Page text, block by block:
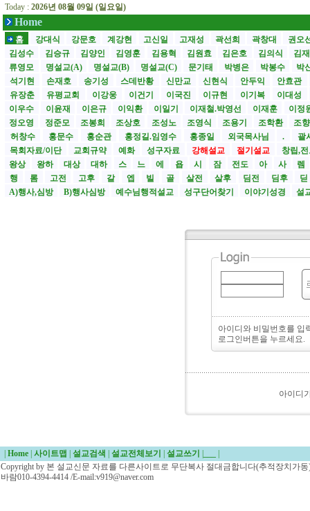
Today : 2026년 08월 09일 (일요일)
Home
홈 강대식 강문호 계강현 고신일 고재성 곽선희 곽창대
권오
김성수
김승규 김양인 김영훈 김용혁 김원효 김은호 김의식
김
류영모
명설교(A) 명설교(B) 명설교(C) 문기태 박병은 박봉수
박
석기현
손재호 송기성 스데반황 신만교 신현식 안두익
안효관
유장춘
유평교회 이강웅 이건기 이국진 이규현 이기복
이대성
이우수
이윤재 이은규 이익환 이일기 이재철.박영선 이재훈
이정
정오영
정준모 조봉희 조상호 조성노 조영식 조용기 조학환
조
허창수
홍문수 홍순관 홍정길.임영수 홍종일 외국목사님 .
괄
목회자료/이단
교회규약 예화 성구자료 강해설교 절기설교
창립,
왕상
왕하 대상 대하 스 느 에 욥 시 잠 전도 아 사
렘
행
롬 고전 고후 갈 엡 빌 골 살전 살후 딤전 딤후
딛
A)행사,심방
B)행사심방 예수님행적설교 성구단어찾기 이야기성경 설
아이디와 비밀번호를 입
로그인버튼을 누르세요.
아이디
Home 사이트맵 설교검색 설교전체보기 설교쓰기
Copyright by 본 설교신문 자료를 다른사이트로 무단복사 절대금합니다(추적장치가
바람010-4394-4414 /E-mail:v919@naver.com